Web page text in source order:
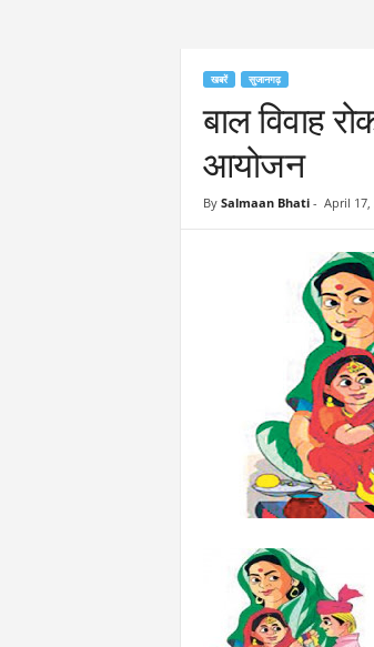
खबरें सुजानगढ़
बाल विवाह
आयोजन
By Salmaan Bhati- April 17,